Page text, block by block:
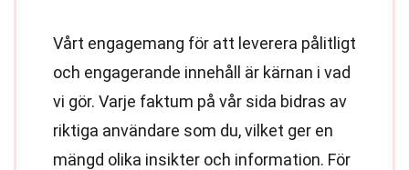
Vårt engagemang för att leverera pålitligt
och engagerande innehåll är kärnan i vad
vi gör. Varje faktum på vår sida bidras av
riktiga användare som du, vilket ger en
mängd olika insikter och information. För